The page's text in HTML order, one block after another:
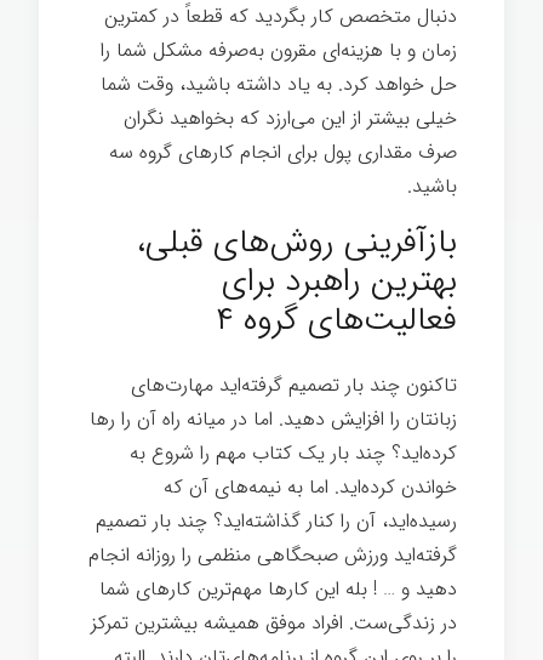
دنبال متخصص کار بگردید که قطعاً در کمترین
زمان و با هزینه‌ای مقرون به‌صرفه مشکل شما را
حل خواهد کرد. به یاد داشته باشید، وقت شما
خیلی بیشتر از این می‌ارزد که بخواهید نگران
صرف مقداری پول برای انجام کارهای گروه سه
باشید.
بازآفرینی روش‌های قبلی،
بهترین راهبرد برای
فعالیت‌های گروه ۴
تاکنون چند بار تصمیم‌ گرفته‌اید مهارت‌های
زبانتان را افزایش دهید. اما در میانه راه آن را رها
کرده‌اید؟ چند بار یک کتاب مهم را شروع به
خواندن کرده‌اید. اما به نیمه‌های آن که
رسیده‌اید، آن را کنار گذاشته‌اید؟ چند بار تصمیم‌
گرفته‌اید ورزش صبحگاهی منظمی را روزانه انجام
دهید و … ! بله این کارها مهم‌ترین کارهای شما
در زندگی‌ست. افراد موفق همیشه بیشترین تمرکز